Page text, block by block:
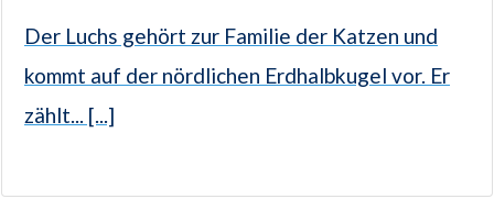
Der Luchs gehört zur Familie der Katzen und
kommt auf der nördlichen Erdhalbkugel vor. Er
zählt... [...]